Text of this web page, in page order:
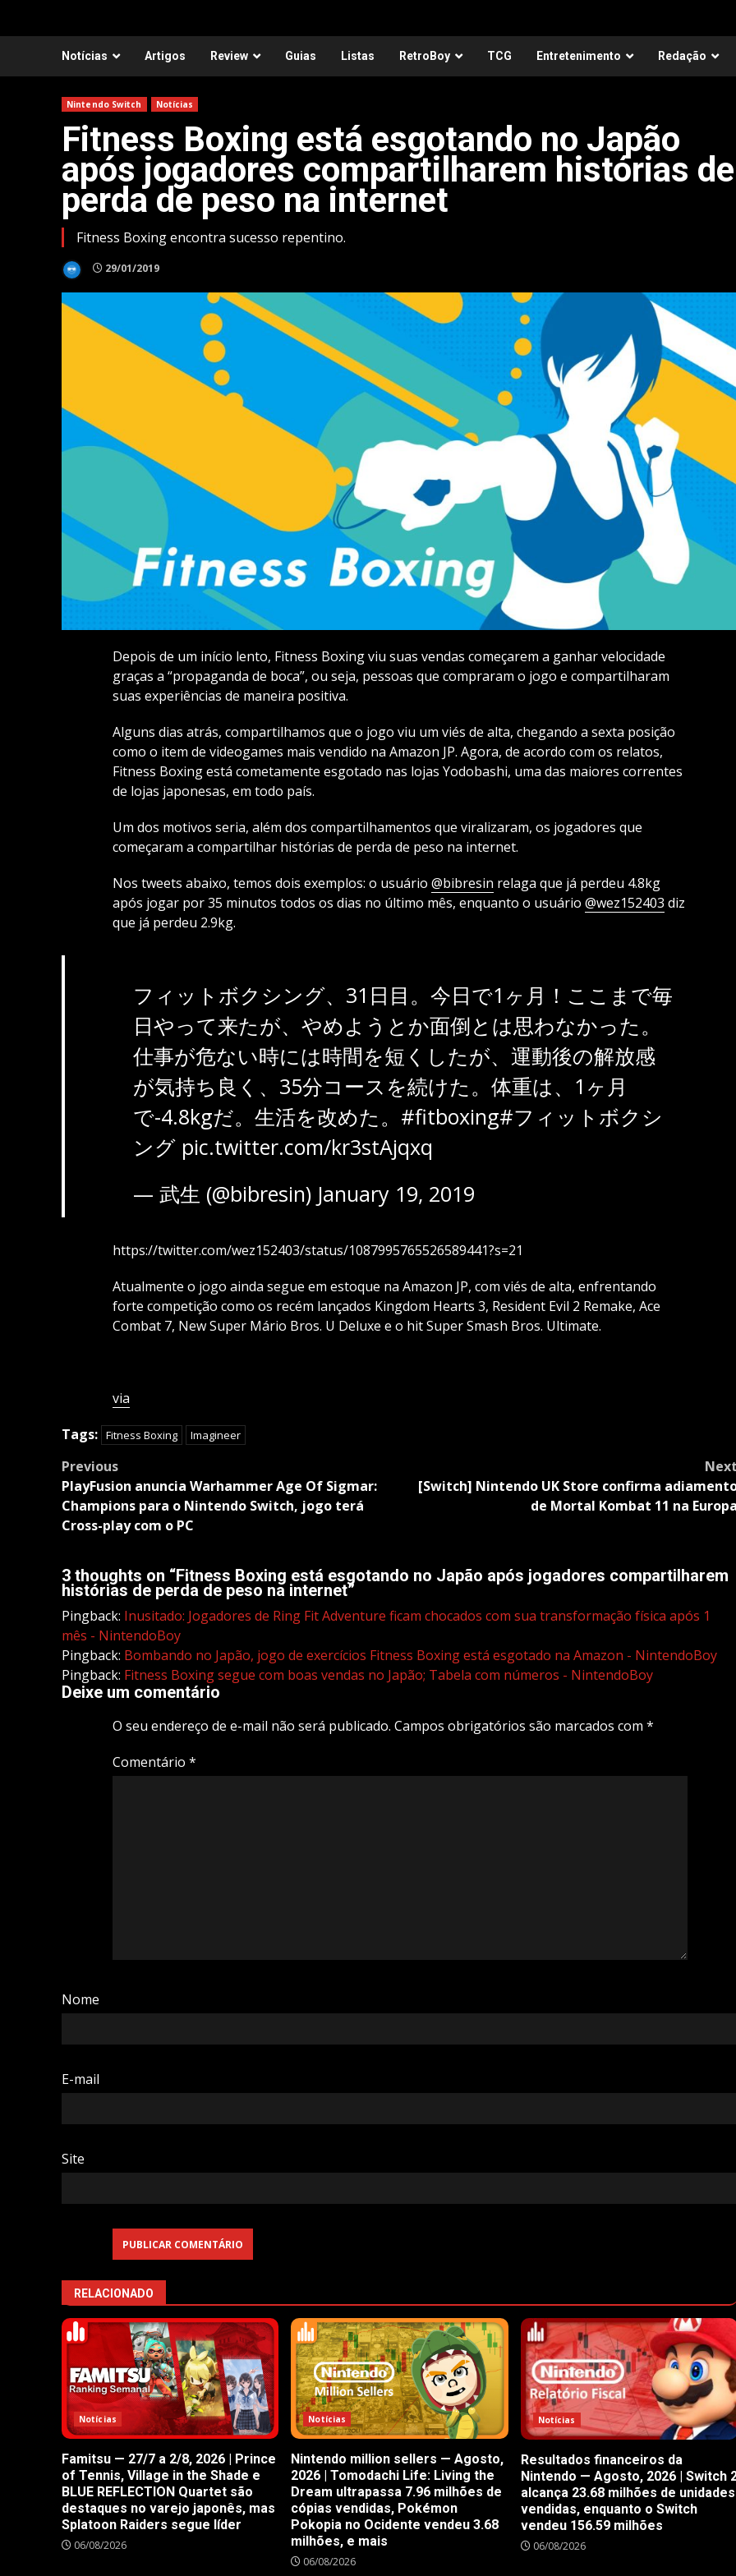
Notícias Artigos Review Guias Listas RetroBoy TCG Entretenimento Redação
Nintendo Switch Notícias
Fitness Boxing está esgotando no Japão
após jogadores compartilharem histórias de
perda de peso na internet
Fitness Boxing encontra sucesso repentino.
29/01/2019
Depois de um início lento, Fitness Boxing viu suas vendas começarem a ganhar velocidade
graças a “propaganda de boca”, ou seja, pessoas que compraram o jogo e compartilharam
suas experiências de maneira positiva.
Alguns dias atrás, compartilhamos que o jogo viu um viés de alta, chegando a sexta posição
como o item de videogames mais vendido na Amazon JP. Agora, de acordo com os relatos,
Fitness Boxing está cometamente esgotado nas lojas Yodobashi, uma das maiores correntes
de lojas japonesas, em todo país.
Um dos motivos seria, além dos compartilhamentos que viralizaram, os jogadores que
começaram a compartilhar histórias de perda de peso na internet.
Nos tweets abaixo, temos dois exemplos: o usuário @bibresin relaga que já perdeu 4.8kg
após jogar por 35 minutos todos os dias no último mês, enquanto o usuário @wez152403 diz
que já perdeu 2.9kg.
フィットボクシング、31日目。今日で1ヶ月！ここまで毎
日やって来たが、やめようとか面倒とは思わなかった。
仕事が危ない時には時間を短くしたが、運動後の解放感
が気持ち良く、35分コースを続けた。体重は、1ヶ月
で-4.8kgだ。生活を改めた。 #fitboxing#フィットボクシ
ング pic.twitter.com/kr3stAjqxq
— 武生 (@bibresin) January 19, 2019
https://twitter.com/wez152403/status/1087995765526589441?s=21
Atualmente o jogo ainda segue em estoque na Amazon JP, com viés de alta, enfrentando
forte competição como os recém lançados Kingdom Hearts 3, Resident Evil 2 Remake, Ace
Combat 7, New Super Mário Bros. U Deluxe e o hit Super Smash Bros. Ultimate.
via
Tags: Fitness Boxing Imagineer
Post
navigation
Previous
PlayFusion anuncia Warhammer Age Of Sigmar:
Champions para o Nintendo Switch, jogo terá
Cross-play com o PC
[Switch] Nintendo UK Store confirma
de Mortal Kombat 11 na
3 thoughts on “Fitness Boxing está esgotando no Japão após jogadores compartilharem
histórias de perda de peso na internet”
Pingback: Inusitado: Jogadores de Ring Fit Adventure ficam chocados com sua transformação física após 1
mês - NintendoBoy
Pingback: Bombando no Japão, jogo de exercícios Fitness Boxing está esgotado na Amazon - NintendoBoy
Pingback: Fitness Boxing segue com boas vendas no Japão; Tabela com números - NintendoBoy
Deixe um comentário
O seu endereço de e-mail não será publicado. Campos obrigatórios são marcados com *
Comentário *
Nome
E-mail
Site
RELACIONADO
Notícias
Famitsu — 27/7 a 2/8, 2026 | Prince
of Tennis, Village in the Shade e
BLUE REFLECTION Quartet são
destaques no varejo japonês, mas
Splatoon Raiders segue líder
06/08/2026
Notícias
Nintendo million sellers — Agosto,
2026 | Tomodachi Life: Living the
Dream ultrapassa 7.96 milhões de
cópias vendidas, Pokémon
Pokopia no Ocidente vendeu 3.68
milhões, e mais
06/08/2026
Notícias
Resultados financeiros da
Nintendo — Agosto, 2026 | Switch
alcança 23.68 milhões de unidades
vendidas, enquanto o Switch
vendeu 156.59 milhões
06/08/2026